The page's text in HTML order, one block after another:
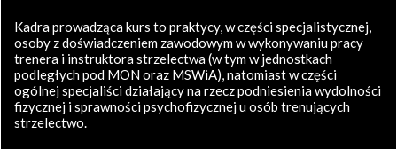
Kadra prowadząca kurs to praktycy, w części specjalistycznej,
osoby z doświadczeniem zawodowym w wykonywaniu pracy
trenera i instruktora strzelectwa (w tym w jednostkach
podległych pod MON oraz MSWiA), natomiast w części
ogólnej specjaliści działający na rzecz podniesienia wydolności
fizycznej i sprawności psychofizycznej u osób trenujących
strzelectwo.